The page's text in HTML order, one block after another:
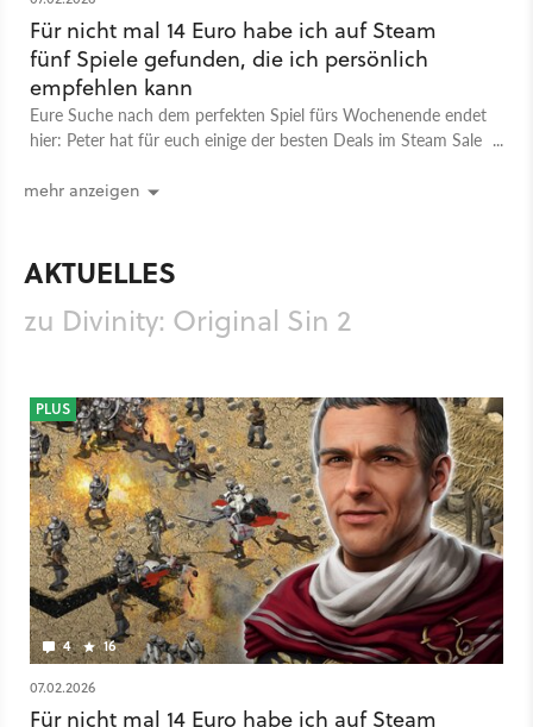
»Skillcrafting« zu neuen kombinieren dürfen. Mit der Divinity:
Original Sin 2 - Definitive Edition haben die Entwickler das Spiel
an vielen Stellen noch einmal überarbeitet und vor allem den
dritten Akt deutlich ausgebaut.
Spiel PC PlayStation 4 Xbox One PlayStation
Xbox
Rollenspiel
Für nicht mal 14 Euro habe ich auf Steam
fünf Spiele gefunden, die ich persönlich
empfehlen kann
Eure Suche nach dem perfekten Spiel fürs Wochenende endet
hier: Peter hat für euch einige der besten Deals im Steam Sale
mehr anzeigen
AKTUELLES
zu Divinity: Original Sin 2
4 16
PLUS
07.02.2026
Für nicht mal 14 Euro habe ich auf Steam